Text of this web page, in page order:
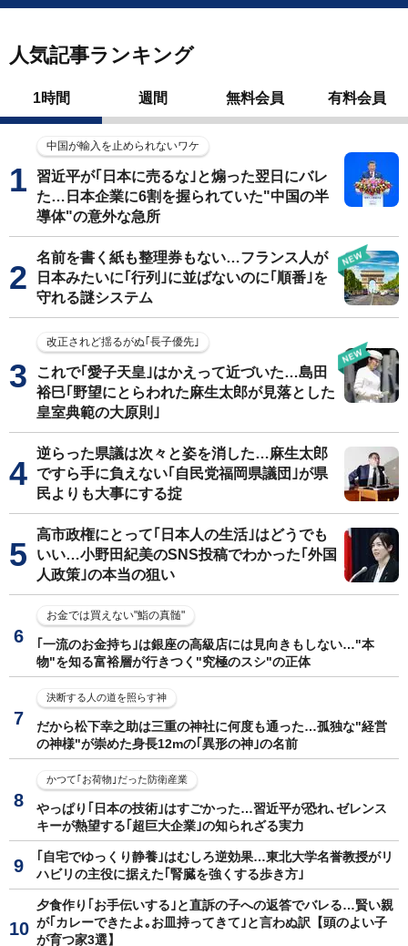
人気記事ランキング
1時間 週間 無料会員 有料会員
中国が輸入を止められないワケ
習近平が｢日本に売るな｣と煽った翌日にバレ
た…日本企業に6割を握られていた"中国の半
導体"の意外な急所
名前を書く紙も整理券もない…フランス人が
日本みたいに｢行列｣に並ばないのに｢順番｣を
守れる謎システム
改正されど揺るがぬ｢長子優先｣
これで｢愛子天皇｣はかえって近づいた…島田
裕巳｢野望にとらわれた麻生太郎が見落とした
皇室典範の大原則｣
逆らった県議は次々と姿を消した…麻生太郎
ですら手に負えない｢自民党福岡県議団｣が県
民よりも大事にする掟
高市政権にとって｢日本人の生活｣はどうでも
いい…小野田紀美のSNS投稿でわかった｢外国
人政策｣の本当の狙い
お金では買えない"鮨の真髄"
｢一流のお金持ち｣は銀座の高級店には見向きもしない…"本
物"を知る富裕層が行きつく"究極のスシ"の正体
決断する人の道を照らす神
だから松下幸之助は三重の神社に何度も通った…孤独な"経営
の神様"が崇めた身長12mの｢異形の神｣の名前
かつて｢お荷物｣だった防衛産業
やっぱり｢日本の技術｣はすごかった…習近平が恐れ､ゼレンス
キーが熱望する｢超巨大企業｣の知られざる実力
｢自宅でゆっくり静養｣はむしろ逆効果…東北大学名誉教授がリ
ハビリの主役に据えた｢腎臓を強くする歩き方｣
夕食作り｢お手伝いする｣と直訴の子への返答でバレる…賢い親
が｢カレーできたよ｡お皿持ってきて｣と言わぬ訳【頭のよい子
が育つ家3選】